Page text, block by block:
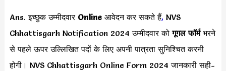
Ans. इच्छुक उम्मीदवार Online आवेदन कर सकते हैं, NVS
Chhattisgarh Notification 2024 उम्मीदवार कोगूगल फॉर्मभरने
से पहले ऊपर उल्लिखित पदों के लिए अपनी पात्रता सुनिश्चित करनी
होगी। NVS Chhattisgarh Online Form 2024 जानकारी सही-